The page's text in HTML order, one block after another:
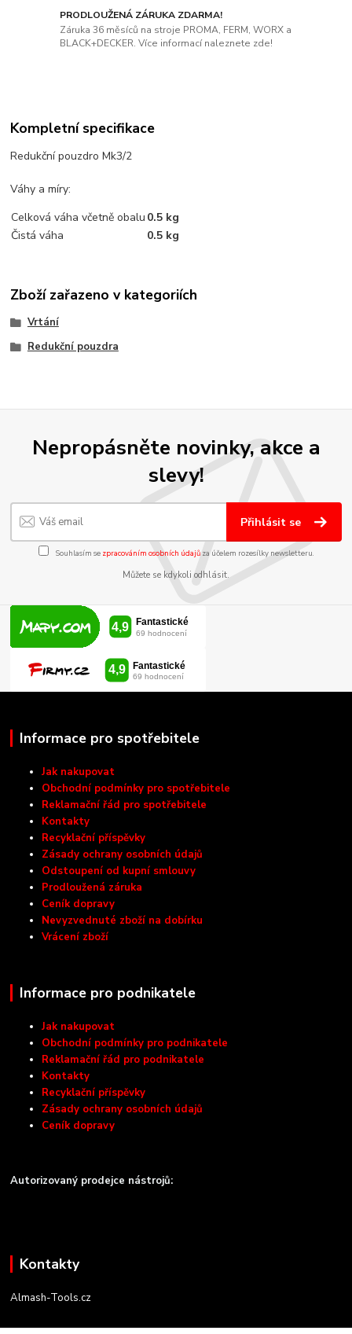
PRODLOUŽENÁ ZÁRUKA ZDARMA!
Záruka 36 měsíců na stroje PROMA, FERM, WORX a
BLACK+DECKER. Více informací naleznete zde!
Kompletní specifikace
Redukční pouzdro Mk3/2
Váhy a míry:
Celková váha včetně obalu 0.5 kg
Čistá váha
0.5 kg
Zboží zařazeno v kategoriích
Vrtání
Redukční pouzdra
Nepropásněte novinky, akce a
slevy!
Přihlásit se
Souhlasím se zpracováním osobních údajůza účelem rozesílky newsletteru.
Můžete se kdykoli odhlásit.
Informace pro spotřebitele
Jak nakupovat
Obchodní podmínky pro spotřebitele
Reklamační řád pro spotřebitele
Kontakty
Recyklační příspěvky
Zásady ochrany osobních údajů
Odstoupení od kupní smlouvy
Prodloužená záruka
Ceník dopravy
Nevyzvednuté zboží na dobírku
Vrácení zboží
Informace pro podnikatele
Jak nakupovat
Obchodní podmínky pro podnikatele
Reklamační řád pro podnikatele
Kontakty
Recyklační příspěvky
Zásady ochrany osobních údajů
Ceník dopravy
Autorizovaný prodejce nástrojů:
Kontakty
Almash-Tools.cz